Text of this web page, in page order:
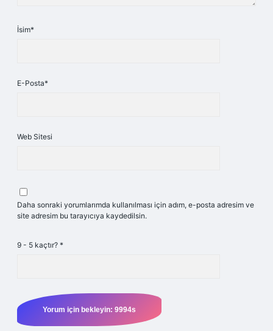
İsim*
E-Posta*
Web Sitesi
Daha sonraki yorumlarımda kullanılması için adım, e-posta adresim ve
site adresim bu tarayıcıya kaydedilsin.
9 - 5 kaçtır? *